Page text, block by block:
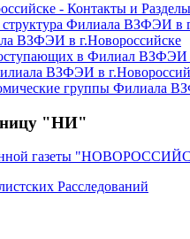
- Контакты и Разделы
Филиала ВЗФЭИ в
ВЗФЭИ в г.Новороссийске
в Филиал ВЗФЭИ
ВЗФЭИ в
группы Филиала
"НИ"
газеты
Расследований